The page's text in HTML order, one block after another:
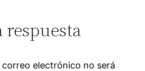
respuesta
electrónico no será